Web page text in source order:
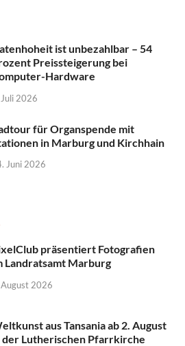
ist unbezahlbar – 54
Preissteigerung bei
Hardware
2026
für Organspende mit
in Marburg und Kirchhain
Juni 2026
präsentiert Fotografien
Landratsamt Marburg
2026
aus Tansania ab 2. August
der Lutherischen Pfarrkirche